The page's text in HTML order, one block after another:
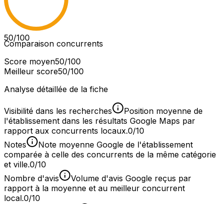
50/100
Comparaison concurrents
Score moyen50/100
Meilleur score50/100
Analyse détaillée de la fiche
Visibilité dans les recherches
Position moyenne de
l'établissement dans les résultats Google Maps par
rapport aux concurrents locaux.0/10
Notes
Note moyenne Google de l'établissement
comparée à celle des concurrents de la même catégorie
et ville.0/10
Nombre d'avis
Volume d'avis Google reçus par
rapport à la moyenne et au meilleur concurrent
local.0/10